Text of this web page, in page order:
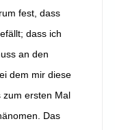
fest, dass
dass ich
an den
dem mir diese
zum ersten Mal
Das